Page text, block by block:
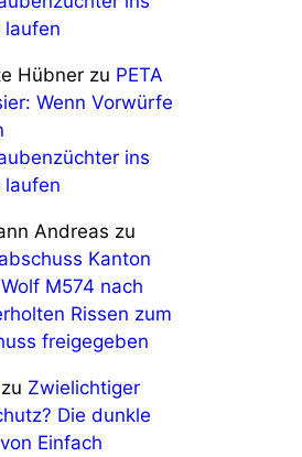
laufen
Hübner zu PETA
Wenn Vorwürfe
ins
laufen
Andreas zu
Kanton
M574 nach
Rissen zum
freigegeben
zu Zwielichtiger
Die dunkle
Einfach